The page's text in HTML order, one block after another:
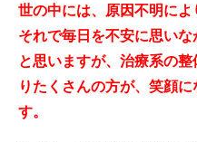
世の中には、原因不明によ
それで毎日を不安に思い
と思いますが、治療系の
りたくさんの方が、笑顔
す。